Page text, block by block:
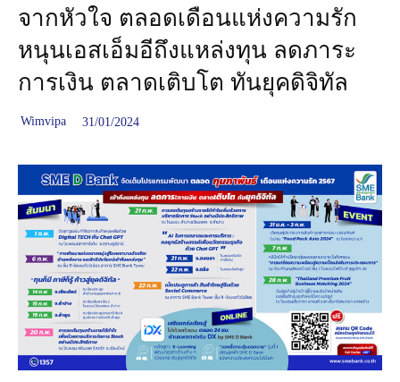
จากหัวใจ ตลอดเดือนแห่งความรัก
หนุนเอสเอ็มอีถึงแหล่งทุน ลดภาระ
การเงิน ตลาดเติบโต ทันยุคดิจิทัล
Wimvipa 31/01/2024